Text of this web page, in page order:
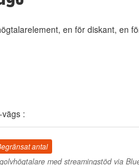
en för diskant, en
:
antal
med streamingstöd via